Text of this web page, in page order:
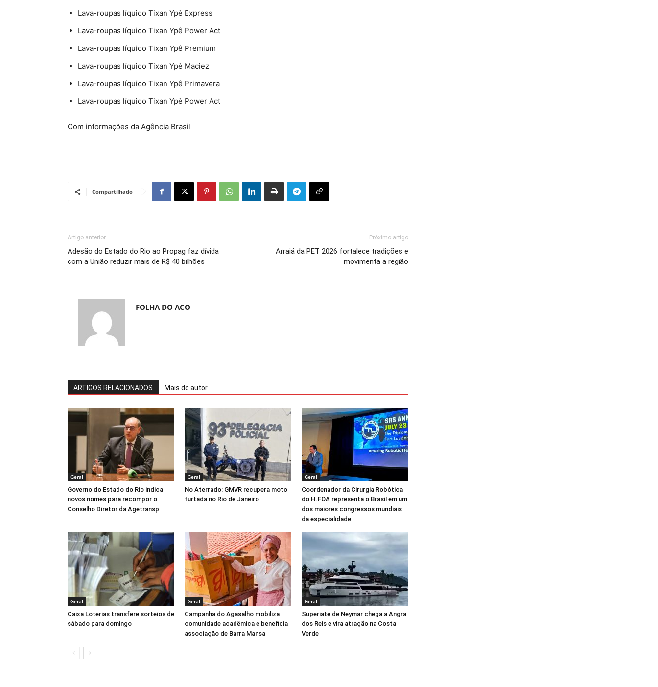
Lava-roupas líquido Tixan Ypê Express
Lava-roupas líquido Tixan Ypê Power Act
Lava-roupas líquido Tixan Ypê Premium
Lava-roupas líquido Tixan Ypê Maciez
Lava-roupas líquido Tixan Ypê Primavera
Lava-roupas líquido Tixan Ypê Power Act
Com informações da Agência Brasil
Compartilhado
Artigo anterior
Adesão do Estado do Rio ao Propag faz dívida
com a União reduzir mais de R$ 40 bilhões
Próximo artigo
Arraiá da PET 2026 fortalece tradições e
movimenta a região
FOLHA DO ACO
ARTIGOS RELACIONADOS Mais do autor
Geral
Governo do Estado do Rio indica
novos nomes para recompor o
Conselho Diretor da Agetransp
Geral
No Aterrado: GMVR recupera moto
furtada no Rio de Janeiro
Geral
Coordenador da Cirurgia Robótica
do H.FOA representa o Brasil em um
dos maiores congressos mundiais
da especialidade
Geral
Caixa Loterias transfere sorteios de
sábado para domingo
Geral
Campanha do Agasalho mobiliza
comunidade acadêmica e beneficia
associação de Barra Mansa
Geral
Superiate de Neymar chega a Angra
dos Reis e vira atração na Costa
Verde